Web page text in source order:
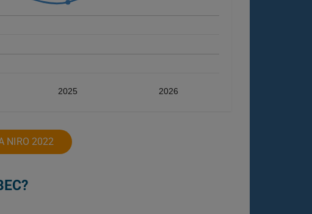
2025 2026
NIRO 2022